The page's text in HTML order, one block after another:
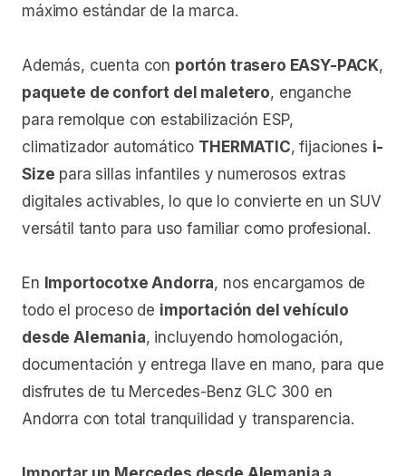
máximo estándar de la marca.
Además, cuenta con portón trasero EASY-PACK,
paquete de confort del maletero, enganche
para remolque con estabilización ESP,
climatizador automático THERMATIC, fijaciones i-
Size para sillas infantiles y numerosos extras
digitales activables, lo que lo convierte en un SUV
versátil tanto para uso familiar como profesional.
En Importocotxe Andorra, nos encargamos de
todo el proceso de importación del vehículo
desde Alemania, incluyendo homologación,
documentación y entrega llave en mano, para que
disfrutes de tu Mercedes-Benz GLC 300 en
Andorra con total tranquilidad y transparencia.